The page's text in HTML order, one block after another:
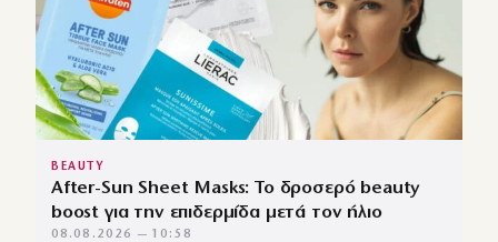
BEAUTY
After-Sun Sheet Masks: Το δροσερό beauty
boost για την επιδερμίδα μετά τον ήλιο
08.08.2026 — 10:58